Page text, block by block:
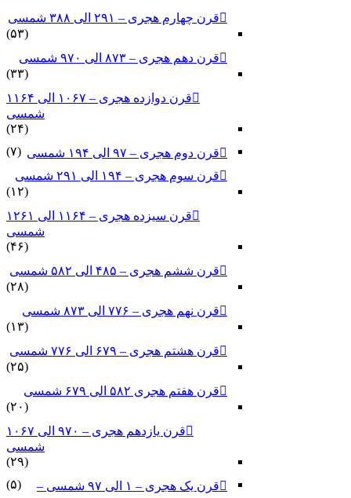
قرن چهارم هجری – ۲۹۱ الی ۳۸۸ شمسی
(۵۳)
قرن دهم هجری – ۸۷۳ الی ۹۷۰ شمسی
(۳۳)
قرن دوازده هجری – ۱۰۶۷ الی ۱۱۶۴
شمسی
(۲۴)
قرن دوم هجری – ۹۷ الی ۱۹۴ شمسی
(۷)
قرن سوم هجری – ۱۹۴ الی ۲۹۱ شمسی
(۱۲)
قرن سیزده هجری – ۱۱۶۴ الی ۱۲۶۱
شمسی
(۴۶)
قرن ششم هجری – ۴۸۵ الی ۵۸۲ شمسی
(۲۸)
قرن نهم هجری – ۷۷۶ الی ۸۷۳ شمسی
(۱۳)
قرن هشتم هجری – ۶۷۹ الی ۷۷۶ شمسی
(۲۵)
قرن هفتم هجری ۵۸۲ الی ۶۷۹ شمسی
(۲۰)
قرن یازدهم هجری – ۹۷۰ الی ۱۰۶۷
شمسی
(۲۹)
قرن یک هجری – ۱ الی ۹۷ شمسی –
(۵)